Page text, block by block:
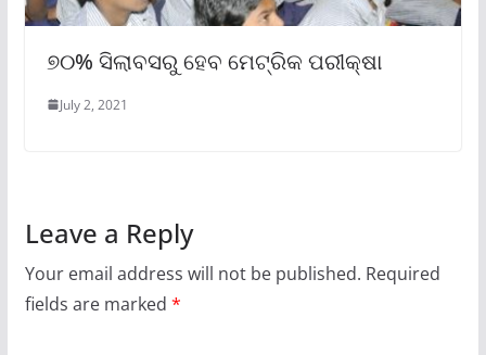
୭୦% ସିଲାବସରୁ ହେବ ମେଟ୍ରିକ ପରୀକ୍ଷା
July 2, 2021
Leave a Reply
Your email address will not be published. Required
fields are marked *